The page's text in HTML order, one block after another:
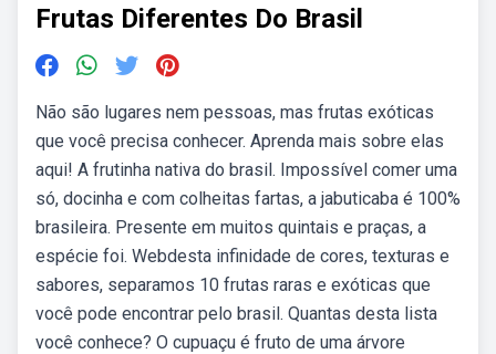
Frutas Diferentes Do Brasil
Não são lugares nem pessoas, mas frutas exóticas
que você precisa conhecer. Aprenda mais sobre elas
aqui! A frutinha nativa do brasil. Impossível comer uma
só, docinha e com colheitas fartas, a jabuticaba é 100%
brasileira. Presente em muitos quintais e praças, a
espécie foi. Webdesta infinidade de cores, texturas e
sabores, separamos 10 frutas raras e exóticas que
você pode encontrar pelo brasil. Quantas desta lista
você conhece? O cupuaçu é fruto de uma árvore